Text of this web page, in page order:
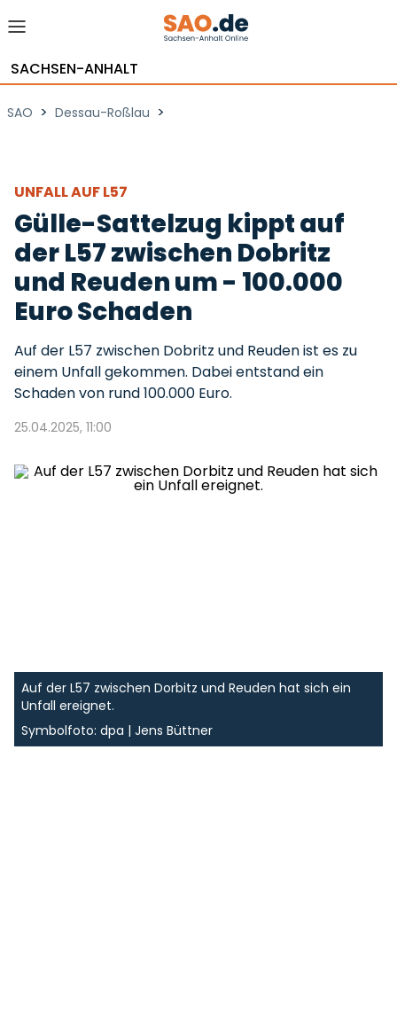
SACHSEN-ANHALT
SAO > Dessau-Roßlau >
UNFALL AUF L57
Gülle-Sattelzug kippt auf
der L57 zwischen Dobritz
und Reuden um - 100.000
Euro Schaden
Auf der L57 zwischen Dobritz und Reuden ist es zu
einem Unfall gekommen. Dabei entstand ein
Schaden von rund 100.000 Euro.
25.04.2025, 11:00
Auf der L57 zwischen Dorbitz und Reuden hat sich ein
Unfall ereignet.
Symbolfoto: dpa | Jens Büttner